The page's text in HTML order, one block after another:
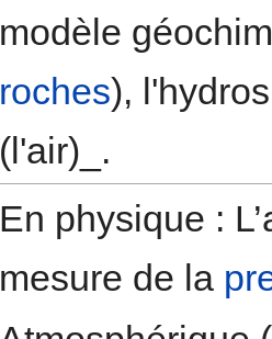
modèle
roches),
(l'air)_.
En physique :
mesure de la